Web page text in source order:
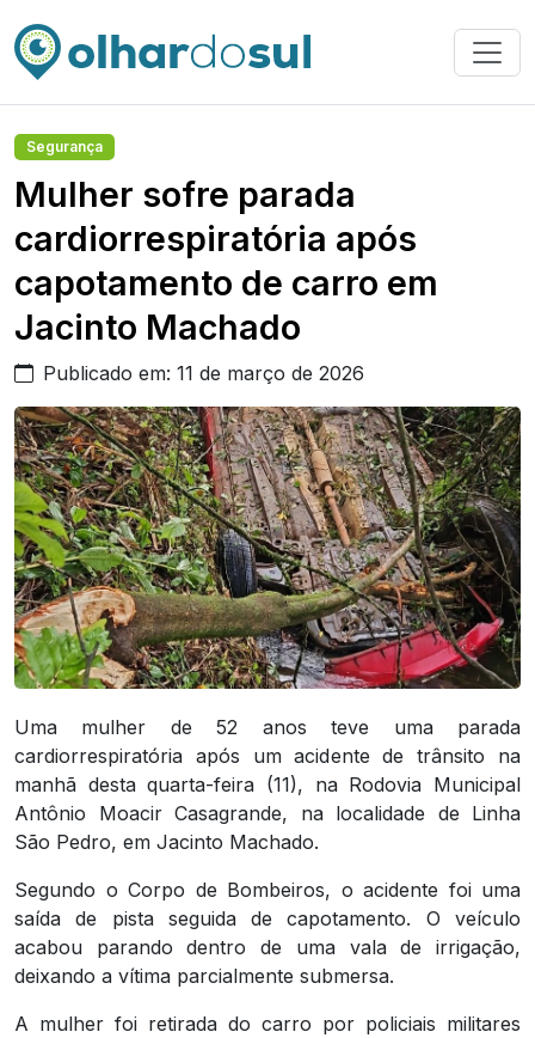
Segurança
Mulher sofre parada
cardiorrespiratória após
capotamento de carro em
Jacinto Machado
Publicado em: 11 de março de 2026
Uma mulher de 52 anos teve uma parada
cardiorrespiratória após um acidente de trânsito na
manhã desta quarta-feira (11), na Rodovia Municipal
Antônio Moacir Casagrande, na localidade de Linha
São Pedro, em Jacinto Machado.
Segundo o Corpo de Bombeiros, o acidente foi uma
saída de pista seguida de capotamento. O veículo
acabou parando dentro de uma vala de irrigação,
deixando a vítima parcialmente submersa.
A mulher foi retirada do carro por policiais militares